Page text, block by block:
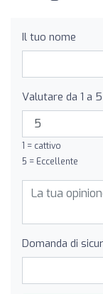
Il tuo nome
Valutare da 1 a
1 = cattivo
5 = Eccellente
Domanda di